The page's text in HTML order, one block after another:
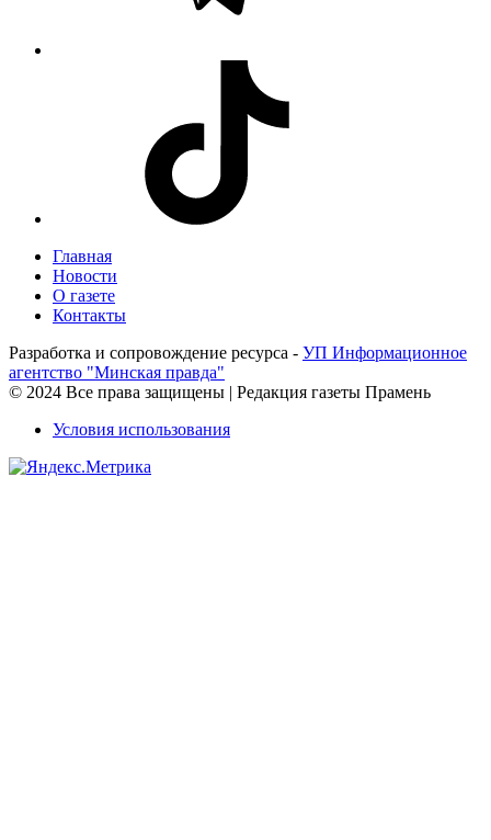
Главная
Новости
О газете
Контакты
Разработка и сопровождение ресурса - УП Информационное
агентство "Минская правда"
© 2024 Все права защищены | Редакция газеты Прамень
Условия использования